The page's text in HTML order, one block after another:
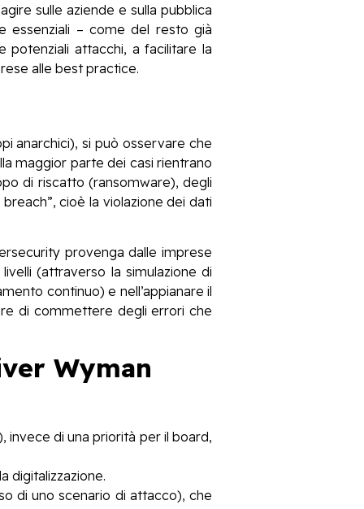
sulle aziende e sulla pubblica
essenziali – come del resto già
attacchi, a facilitare la
alle best practice.
anarchici), si può osservare che
maggior parte dei casi rientrano
di riscatto (ransomware), degli
cioè la violazione dei dati
provenga dalle imprese
(attraverso la simulazione di
continuo) e nell’appianare il
di commettere degli errori che
Wyman
invece di una priorità per il board,
digitalizzazione.
di uno scenario di attacco), che